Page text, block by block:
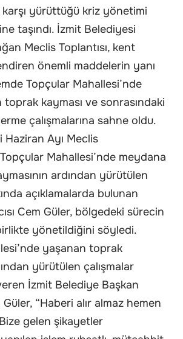
yürüttüğü kriz yönetimi
taşındı. İzmit Belediyesi
Meclis Toplantısı, kent
önemli maddelerin yanı
Topçular Mahallesi’nde
kayması ve sonrasındaki
çalışmalarına sahne oldu.
Ayı Meclis
Topçular Mahallesi’nde meydana
ardından yürütülen
açıklamalarda bulunan
Cem Güler, bölgedeki sürecin
yönetildiğini söyledi.
yaşanan toprak
yürütülen çalışmalar
İzmit Belediye Başkan
Güler, “Haberi alır almaz hemen
gelen şikayetler